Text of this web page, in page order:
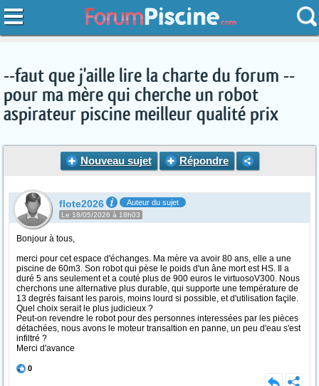
--faut que j'aille lire la charte du forum --
pour ma mère qui cherche un robot
aspirateur piscine meilleur qualité prix
Nouveau sujet Répondre
flote2026 Auteur du sujet
Le 18/05/2026 à 18h03
Bonjour à tous,
merci pour cet espace d'échanges. Ma mère va avoir 80 ans, elle a une
piscine de 60m3. Son robot qui pèse le poids d'un âne mort est HS. Il a
duré 5 ans seulement et a couté plus de 900 euros le virtuosoV300. Nous
cherchons une alternative plus durable, qui supporte une température de
13 degrés faisant les parois, moins lourd si possible, et d'utilisation façile.
Quel choix serait le plus judicieux ?
Peut-on revendre le robot pour des personnes interessées par les pièces
détachées, nous avons le moteur transaltion en panne, un peu d'eau s'est
infiltré ?
Merci d'avance
0